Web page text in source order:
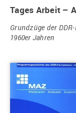
Tages Arbeit –
Grundzüge der
1960er Jahren